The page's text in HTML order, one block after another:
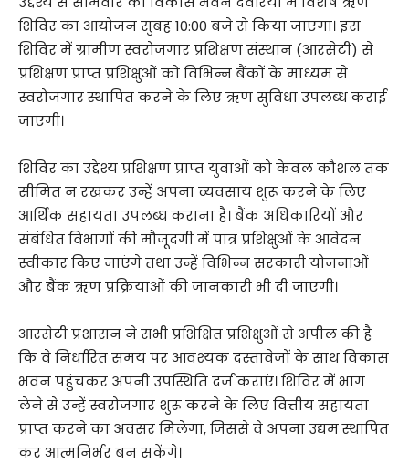
शिविर का आयोजन सुबह 10:00 बजे से किया जाएगा। इस
शिविर में ग्रामीण स्वरोजगार प्रशिक्षण संस्थान (आरसेटी) से
प्रशिक्षण प्राप्त प्रशिक्षुओं को विभिन्न बैंकों के माध्यम से
स्वरोजगार स्थापित करने के लिए ऋण सुविधा उपलब्ध कराई
जाएगी।
शिविर का उद्देश्य प्रशिक्षण प्राप्त युवाओं को केवल कौशल तक
सीमित न रखकर उन्हें अपना व्यवसाय शुरू करने के लिए
आर्थिक सहायता उपलब्ध कराना है। बैंक अधिकारियों और
संबंधित विभागों की मौजूदगी में पात्र प्रशिक्षुओं के आवेदन
स्वीकार किए जाएंगे तथा उन्हें विभिन्न सरकारी योजनाओं
और बैंक ऋण प्रक्रियाओं की जानकारी भी दी जाएगी।
आरसेटी प्रशासन ने सभी प्रशिक्षित प्रशिक्षुओं से अपील की है
कि वे निर्धारित समय पर आवश्यक दस्तावेजों के साथ विकास
भवन पहुंचकर अपनी उपस्थिति दर्ज कराएं। शिविर में भाग
लेने से उन्हें स्वरोजगार शुरू करने के लिए वित्तीय सहायता
प्राप्त करने का अवसर मिलेगा, जिससे वे अपना उद्यम स्थापित
कर आत्मनिर्भर बन सकेंगे।